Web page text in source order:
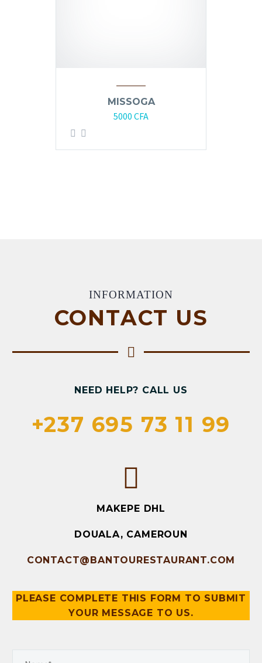
MISSOGA
5000 CFA
INFORMATION
CONTACT US
NEED HELP? CALL US
+237 695 73 11 99
MAKEPE DHL
DOUALA, CAMEROUN
CONTACT@BANTOURESTAURANT.COM
PLEASE COMPLETE THIS FORM TO SUBMIT
YOUR MESSAGE TO US.